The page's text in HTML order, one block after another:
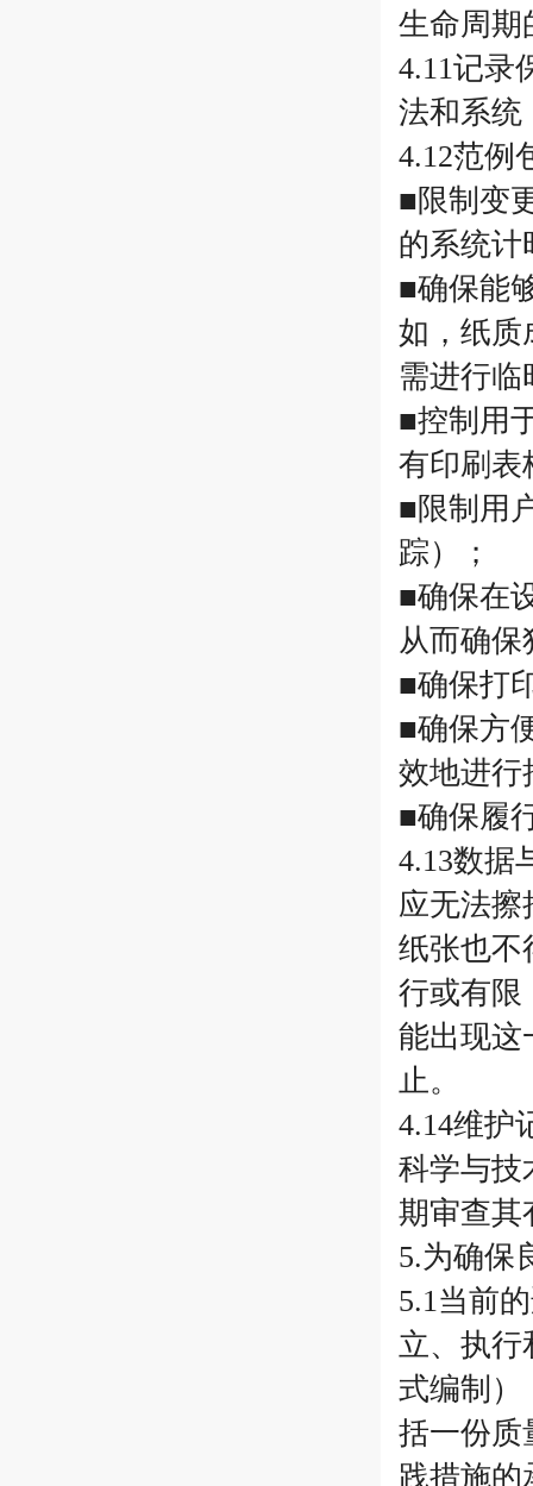
生命周期
4.11记录
法和系统
4.12范例
■限制变
的系统计
■确保能
如，纸质
需进行临
■控制用
有印刷表
■限制用
踪）；
■确保在
从而确保
■确保打
■确保方
效地进行
■确保履
4.13数据
应无法擦
纸张也不
行或有限
能出现这
止。
4.14维护
科学与技
期审查其
5.为确保
5.1当前
立、执行
式编制）
括一份质
践措施